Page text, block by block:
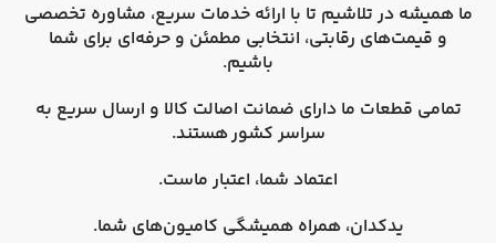
ما همیشه در تلاشیم تا با ارائه خدمات سریع، مشاوره تخصصی
و قیمت‌های رقابتی، انتخابی مطمئن و حرفه‌ای برای شما
باشیم.
تمامی قطعات ما دارای ضمانت اصالت کالا و ارسال سریع به
سراسر کشورهستند.
اعتماد شما، اعتبار ماست.
یدکدان، همراه همیشگی کامیون‌های شما.